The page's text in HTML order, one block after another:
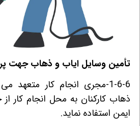
تأمین وسایل ایاب و ذهاب جهت
1-6-6-مجری انجام کار متعهد
ذهاب کارکنان به محل انجام کار
ایمن استفاده نماید.